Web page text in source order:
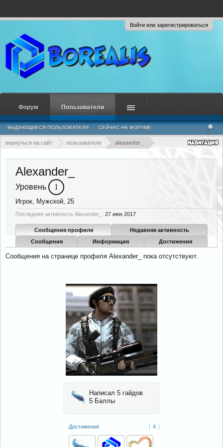
Войти или зарегистрироваться
вернуться на сайт пользователи alexander_
Написал 5 гайдов
5 Баллы
Достижения 4
Alexander_
Уровень 1
Игрок, Мужской, 25
Последняя активность Alexander_: 27 июн 2017
Сообщения профиля
Недавняя активность
Сообщения
Информация Достижения
Сообщения на странице профиля Alexander_ пока отсутствуют.
Форум Пользователи
ВЫДАЮЩИЕСЯ ПОЛЬЗОВАТЕЛИ СЕЙЧАС НА ФОРУМЕ
НЕДАВНЯЯ АКТИВНОСТЬ НОВЫЕ СООБЩЕНИЯ ПРОФИЛЯ